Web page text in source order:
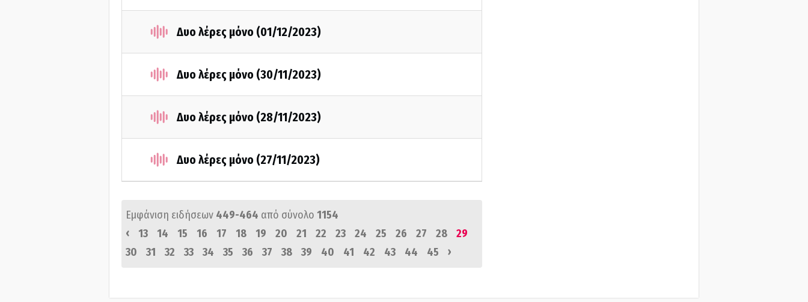
Δυο λέρες μόνο (01/12/2023)
Δυο λέρες μόνο (30/11/2023)
Δυο λέρες μόνο (28/11/2023)
Δυο λέρες μόνο (27/11/2023)
Εμφάνιση ειδήσεων 449-464 από σύνολο 1154
‹
13 14 15 16 17 18 19 20 21 22 23 24 25 26 27 28
29
30
31 32 33 34 35 36 37 38 39 40 41 42 43 44 45 ›